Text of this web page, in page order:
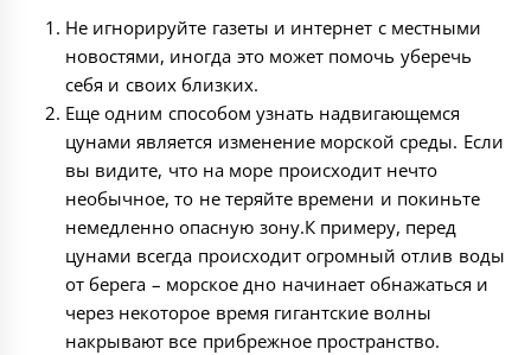
Не игнорируйте газеты и интернет с местными
новостями, иногда это может помочь уберечь
себя и своих близких.
Еще одним способом узнать надвигающемся
цунами является изменение морской среды. Если
вы видите, что на море происходит нечто
необычное, то не теряйте времени и покиньте
немедленно опасную зону.К примеру, перед
цунами всегда происходит огромный отлив воды
от берега – морское дно начинает обнажаться и
через некоторое время гигантские волны
накрывают все прибрежное пространство.